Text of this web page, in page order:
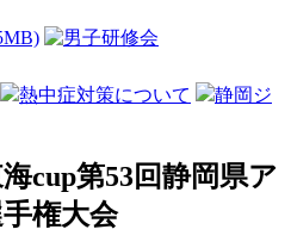
熱中症対策について
静岡ジ
cup第53回静岡県ア
権大会